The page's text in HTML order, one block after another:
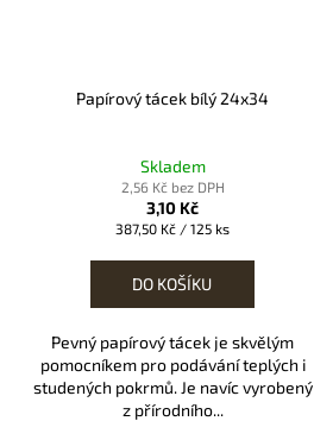
Papírový tácek bílý 24x34
Skladem
2,56 Kč bez DPH
3,10 Kč
Měrná
387,50 Kč / 125 ks
DO KOŠÍKU
Pevný papírový tácek je skvělým
pomocníkem pro podávání teplých i
studených pokrmů. Je navíc vyrobený
z přírodního...